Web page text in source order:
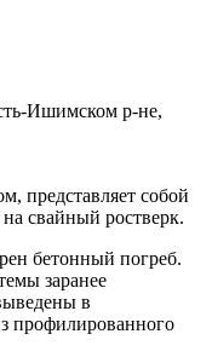
Ишимском р-не,
представляет собой
свайный ростверк.
бетонный погреб.
заранее
в
профилированного